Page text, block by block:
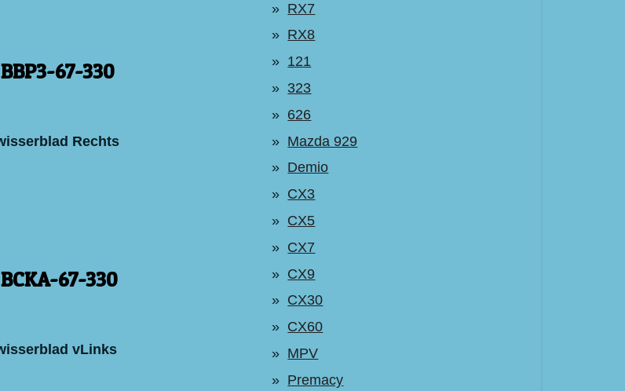
67-330
Rechts
67-330
vLinks
RX7
RX8
121
323
626
Mazda 929
Demio
CX3
CX5
CX7
CX9
CX30
CX60
MPV
Premacy